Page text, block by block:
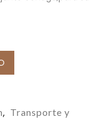
, Transporte y